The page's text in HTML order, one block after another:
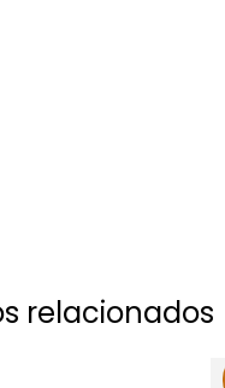
relacionados